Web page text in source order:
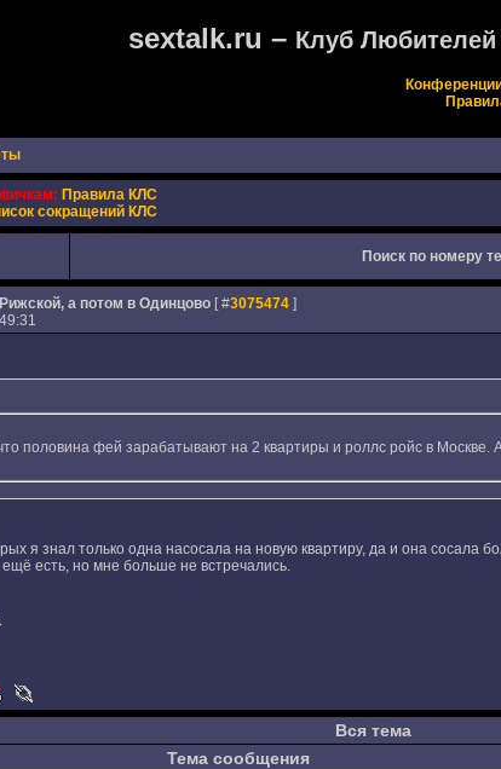
sextalk.ru – Клуб Любителей
Правила КЛС
сокращений КЛС
Поиск по номеру
а потом в Одинцово [ #3075474]
половина фей зарабатывают на 2 квартиры и роллс ройс в Москве.
я знал только одна насосала на новую квартиру, да и она сосала
ещё есть, но мне больше не встречались.
Вся тема
Тема сообщения